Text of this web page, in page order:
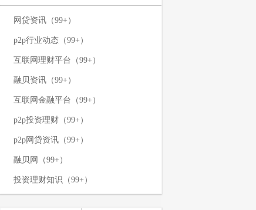
网贷资讯（99+）
p2p行业动态（99+）
互联网理财平台（99+）
融贝资讯（99+）
互联网金融平台（99+）
p2p投资理财（99+）
p2p网贷资讯（99+）
融贝网（99+）
投资理财知识（99+）